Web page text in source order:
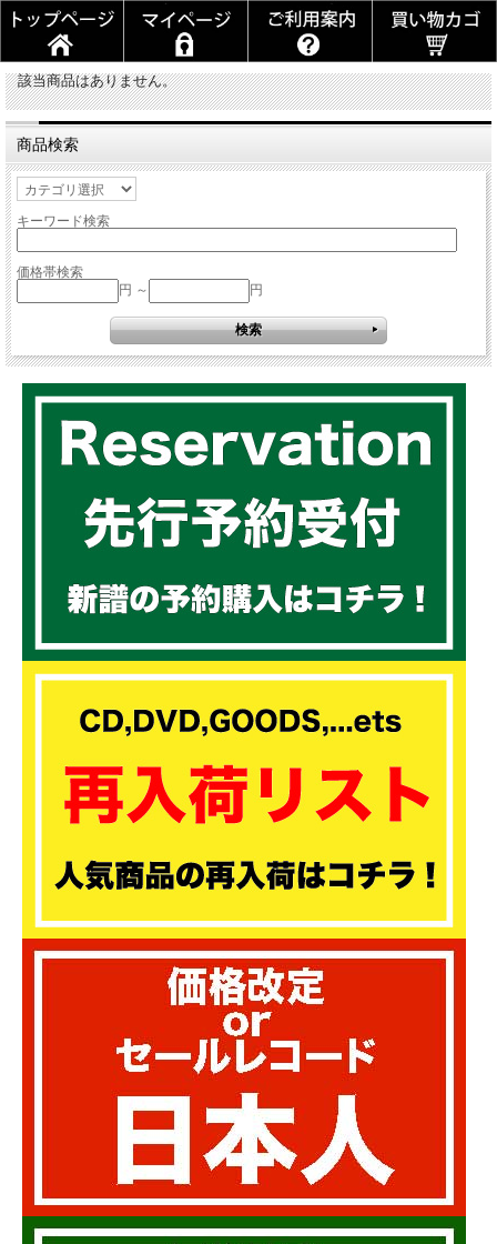
該当商品はありません。
商品検索
キーワード検索
価格帯検索
円 ～
円